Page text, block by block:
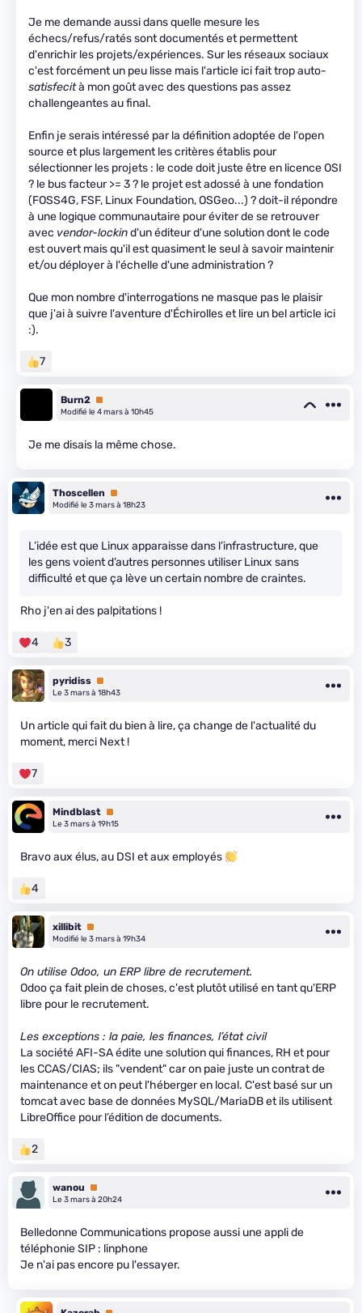
Je me demande aussi dans quelle mesure les
échecs/refus/ratés sont documentés et permettent
d'enrichir les projets/expériences. Sur les réseaux sociaux
c'est forcément un peu lisse mais l'article ici fait trop auto-
satisfecità mon goût avec des questions pas assez
challengeantes au final.
Enfin je serais intéressé par la définition adoptée de l'open
source et plus largement les critères établis pour
sélectionner les projets : le code doit juste être en licence OSI
? le bus facteur >= 3 ? le projet est adossé à une fondation
(FOSS4G, FSF, Linux Foundation, OSGeo...) ? doit-il répondre
à une logique communautaire pour éviter de se retrouver
avec vendor-lockind'un éditeur d'une solution dont le code
est ouvert mais qu'il est quasiment le seul à savoir maintenir
et/ou déployer à l'échelle d'une administration ?
Que mon nombre d'interrogations ne masque pas le plaisir
que j'ai à suivre l'aventure d'Échirolles et lire un bel article ici
:).
7
Burn2 Premium
Modifié le 4 mars à 10h45
Je me disais la même chose.
Thoscellen
Premium
Modifié le 3 mars à 18h23
L’idée est que Linux apparaisse dans l’infrastructure, que
les gens voient d’autres personnes utiliser Linux sans
difficulté et que ça lève un certain nombre de craintes.
Rho j'en ai des palpitations !
4 3
pyridiss Premium
Le 3 mars à 18h43
Un article qui fait du bien à lire, ça change de l'actualité du
moment, merci Next !
7
Mindblast Premium
Le 3 mars à 19h15
Bravo aux élus, au DSI et aux employés
4
xillibit Premium
Modifié le 3 mars à 19h34
On utilise Odoo, un ERP libre de recrutement.
Odoo ça fait plein de choses, c'est plutôt utilisé en tant qu'ERP
libre pour le recrutement.
Les exceptions : la paie, les finances, l’état civil
La société AFI-SA édite une solution qui finances, RH et pour
les CCAS/CIAS; ils "vendent" car on paie juste un contrat de
maintenance et on peut l'héberger en local. C'est basé sur un
tomcat avec base de données MySQL/MariaDB et ils utilisent
LibreOffice pour l’édition de documents.
2
wanou
Premium
Le 3 mars à 20h24
Belledonne Communications propose aussi une appli de
téléphonie SIP : linphone
Je n'ai pas encore pu l'essayer.